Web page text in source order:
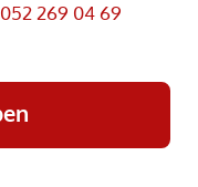
052 269 04 69